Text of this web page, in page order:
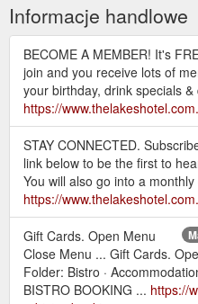
Informacje handlowe
BECOME A MEMBER! It's
join and you receive lots of
your birthday, drink specials
https://
STAY CONNECTED.
link below to be the first to
You will also go into a
https://
Gift Cards. Open Menu
Close Menu ... Gift Cards.
Folder: Bistro ·
BISTRO BOOKING ... https://